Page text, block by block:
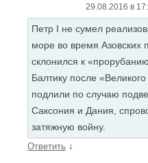
29.08.2016 в
Петр I не сумел
море во время Азовских
склонился к
Балтику после
подлили по случаю
Саксония и Дания,
затяжную войну.
Ответить ↓